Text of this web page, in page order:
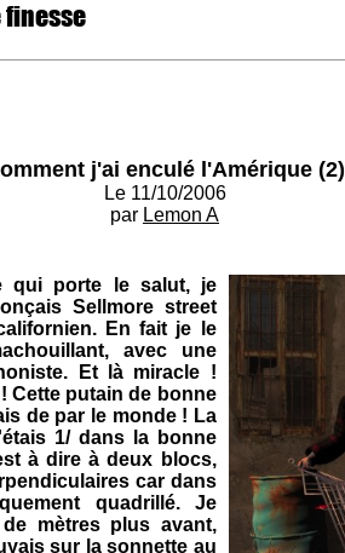
finesse
j'ai enculé l'Amérique (2)
Le 11/10/2006
par Lemon A
qui porte le salut, je
Sellmore street
En fait je le
avec une
Et là miracle !
Cette putain de bonne
de par le monde ! La
1/ dans la bonne
à dire à deux blocs,
car dans
quadrillé. Je
mètres plus avant,
sur la sonnette au